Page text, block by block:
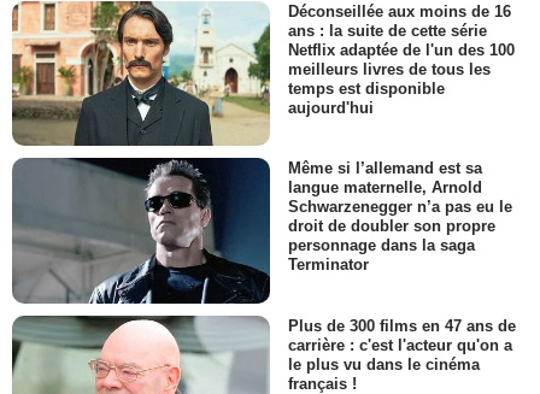
Déconseillée aux moins de 16
ans : la suite de cette série
Netflix adaptée de l'un des 100
meilleurs livres de tous les
temps est disponible
aujourd'hui
Même si l’allemand est sa
langue maternelle, Arnold
Schwarzenegger n’a pas eu le
droit de doubler son propre
personnage dans la saga
Terminator
Plus de 300 films en 47 ans de
carrière : c'est l'acteur qu'on a
le plus vu dans le cinéma
français !